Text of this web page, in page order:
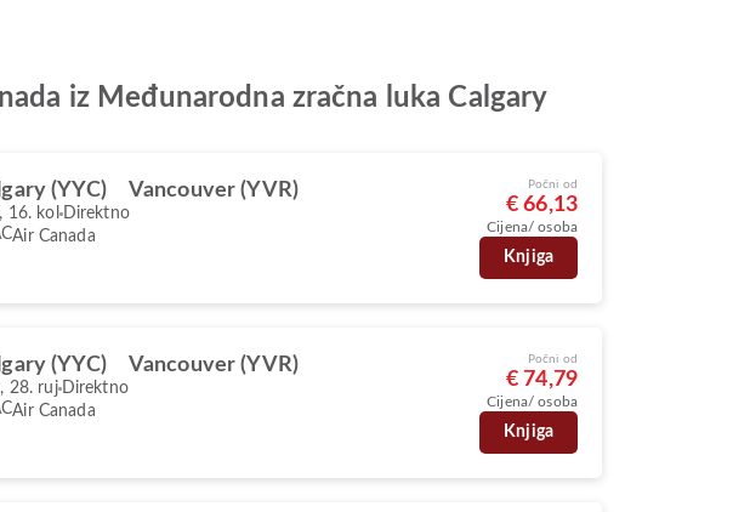
iz Međunarodna zračna luka Calgary
(YYC) Vancouver (YVR)
16. kol Direktno
Air Canada
Počni od
€ 66,13
Cijena/ osoba
Knjiga
(YYC) Vancouver (YVR)
28. ruj Direktno
Air Canada
Počni od
€ 74,79
Cijena/ osoba
Knjiga